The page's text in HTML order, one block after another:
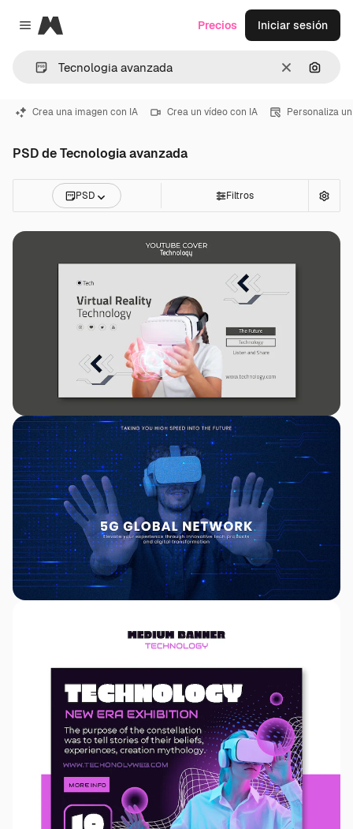
Close menu
Magnific
Borrar
Precios Iniciar sesión
Crea una imagen con IA Crea un vídeo con IA Personaliza
PSD de Tecnologia avanzada
PSD Filtros